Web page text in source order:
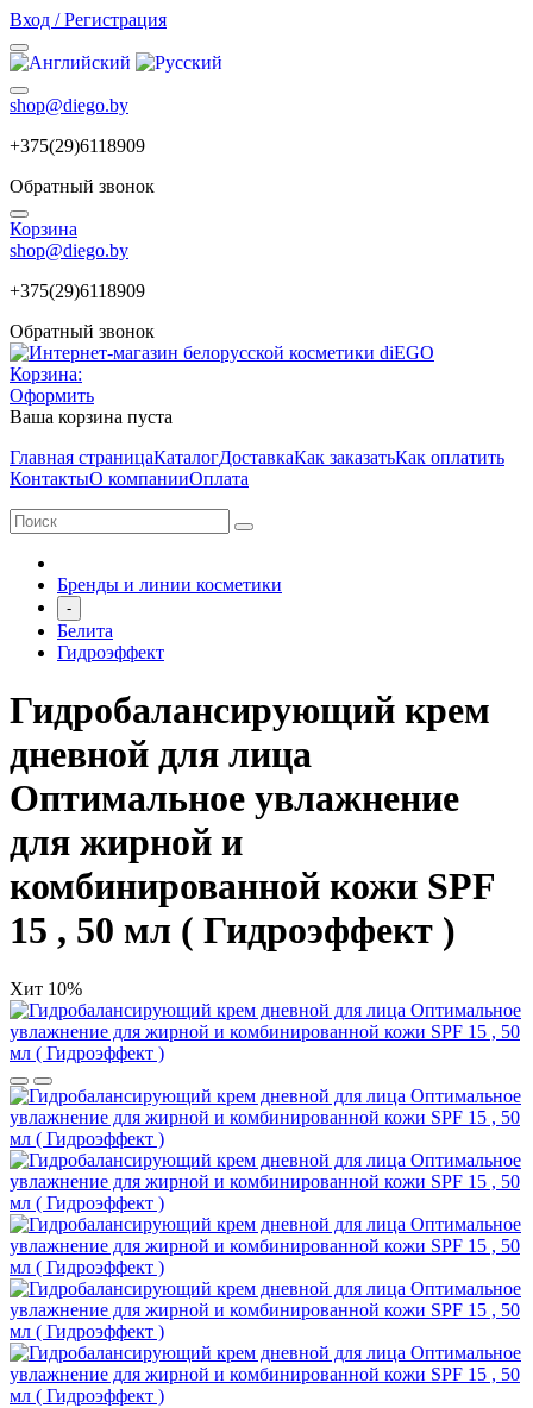
Вход / Регистрация
shop@diego.by
+375(29)6118909
Обратный звонок
Корзина
shop@diego.by
+375(29)6118909
Обратный звонок
Корзина:
Оформить
Ваша корзина пуста
Главная страницаКаталогДоставкаКак заказатьКак оплатить
КонтактыО компанииОплата
Бренды и линии косметики
-
Белита
Гидроэффект
Гидробалансирующий крем
дневной для лица
Оптимальное увлажнение
для жирной и
комбинированной кожи SPF
15 , 50 мл ( Гидроэффект )
Хит 10%